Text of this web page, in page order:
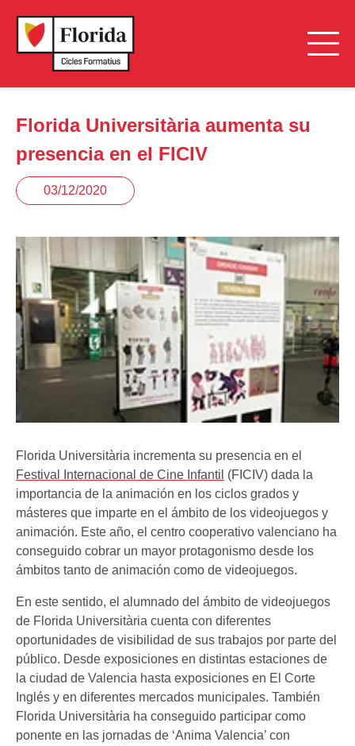
Florida Universitària aumenta su
presencia en el FICIV
03/12/2020
Florida Universitària incrementa su presencia en el
Festival Internacional de Cine Infantil (FICIV) dada la
importancia de la animación en los ciclos grados y
másteres que imparte en el ámbito de los videojuegos y
animación. Este año, el centro cooperativo valenciano ha
conseguido cobrar un mayor protagonismo desde los
ámbitos tanto de animación como de videojuegos.
En este sentido, el alumnado del ámbito de videojuegos
de Florida Universitària cuenta con diferentes
oportunidades de visibilidad de sus trabajos por parte del
público. Desde exposiciones en distintas estaciones de
la ciudad de Valencia hasta exposiciones en El Corte
Inglés y en diferentes mercados municipales. También
Florida Universitària ha conseguido participar como
ponente en las jornadas de ‘Anima Valencia’ con